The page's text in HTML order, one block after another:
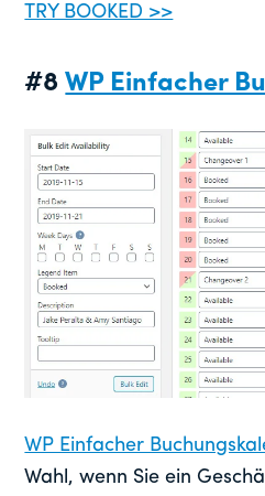
TRY BOOKED >>
#8WP Einfacher
WP Einfacher
Wahl, wenn Sie ein